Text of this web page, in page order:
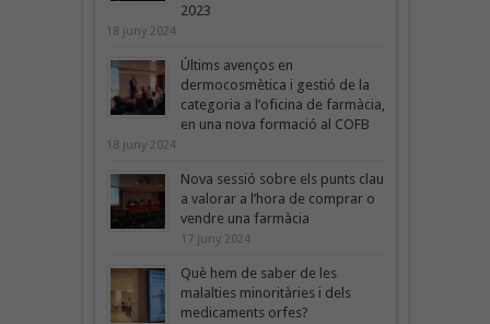
2023
18 juny 2024
Últims avenços en
dermocosmètica i gestió de la
categoria a l’oficina de farmàcia,
en una nova formació al COFB
18 juny 2024
Nova sessió sobre els punts clau
a valorar a l’hora de comprar o
vendre una farmàcia
17 juny 2024
Què hem de saber de les
malalties minoritàries i dels
medicaments orfes?